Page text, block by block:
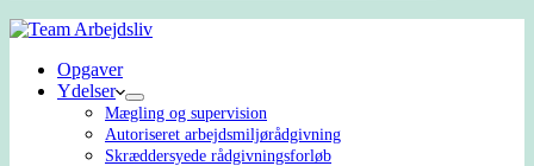
Opgaver
Ydelser
Mægling og supervision
Autoriseret arbejdsmiljørådgivning
Skræddersyede rådgivningsforløb